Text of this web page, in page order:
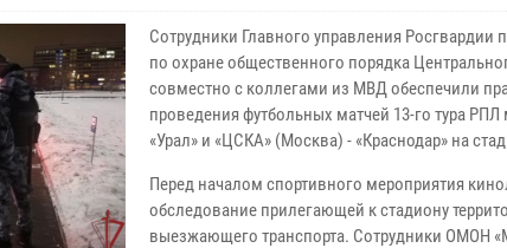
Сотрудники Главного управления
по охране общественного порядка
совместно с коллегами из МВД обеспечили
проведения футбольных матчей 13-го тура
«Урал» и «ЦСКА» (Москва) - «Краснодар» на
Перед началом спортивного мероприятия
обследование прилегающей к стадиону
выезжающего транспорта. Сотрудники ОМОН